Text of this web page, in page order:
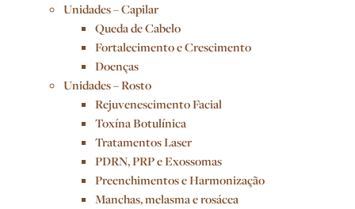
Unidades – Capilar
Queda de Cabelo
Fortalecimento e Crescimento
Doenças
Unidades – Rosto
Rejuvenescimento Facial
Toxína Botulínica
Tratamentos Laser
PDRN, PRP e Exossomas
Preenchimentos e Harmonização
Manchas, melasma e rosácea